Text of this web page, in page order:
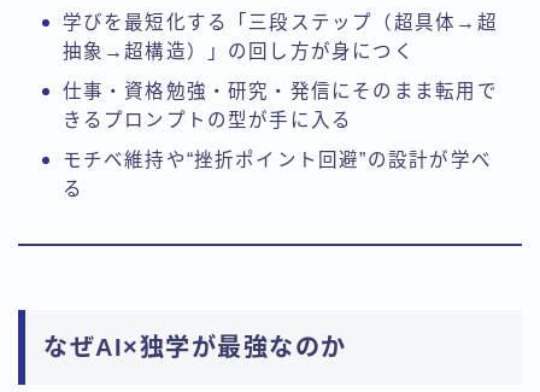
学びを最短化する「三段ステップ（超具体→超
抽象→超構造）」の回し方が身につく
仕事・資格勉強・研究・発信にそのまま転用で
きるプロンプトの型が手に入る
モチベ維持や“挫折ポイント回避”の設計が学べ
る
なぜAI×独学が最強なのか